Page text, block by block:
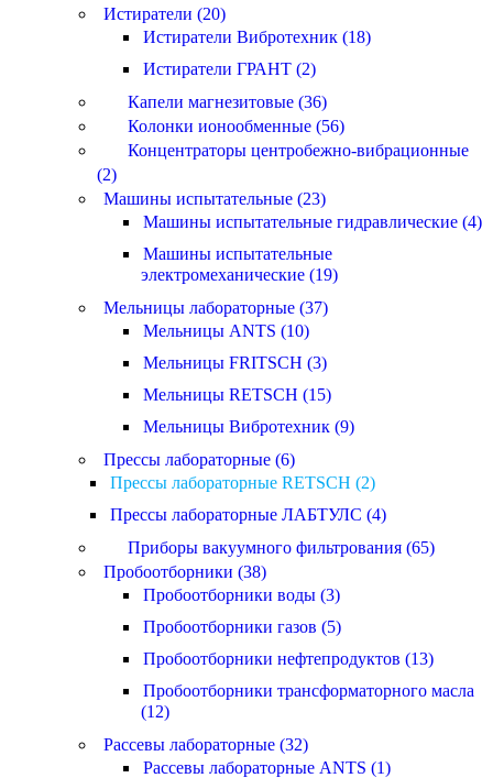
Истиратели (20)
Истиратели Вибротехник (18)
Истиратели ГРАНТ (2)
Капели магнезитовые (36)
Колонки ионообменные (56)
Концентраторы центробежно-вибрационные
(2)
Машины испытательные (23)
Машины испытательные гидравлические (4)
Машины испытательные
электромеханические (19)
Мельницы лабораторные (37)
Мельницы ANTS (10)
Мельницы FRITSCH (3)
Мельницы RETSCH (15)
Мельницы Вибротехник (9)
Прессы лабораторные (6)
Прессы лабораторные RETSCH (2)
Прессы лабораторные ЛАБТУЛС (4)
Приборы вакуумного фильтрования (65)
Пробоотборники (38)
Пробоотборники воды (3)
Пробоотборники газов (5)
Пробоотборники нефтепродуктов (13)
Пробоотборники трансформаторного масла
(12)
Рассевы лабораторные (32)
Рассевы лабораторные ANTS (1)